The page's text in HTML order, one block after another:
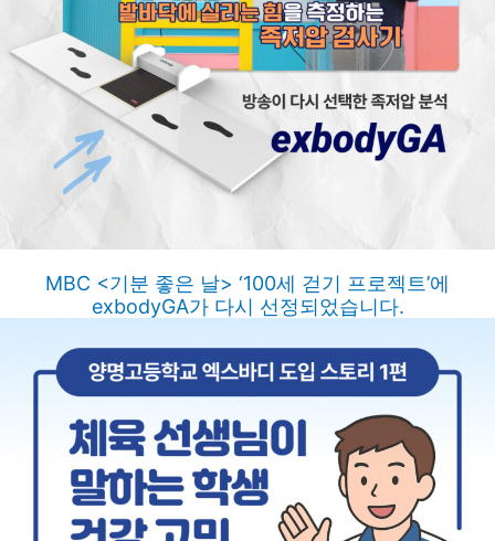
MBC <기분 좋은 날> ‘100세 걷기 프로젝트’에
exbodyGA가 다시 선정되었습니다.